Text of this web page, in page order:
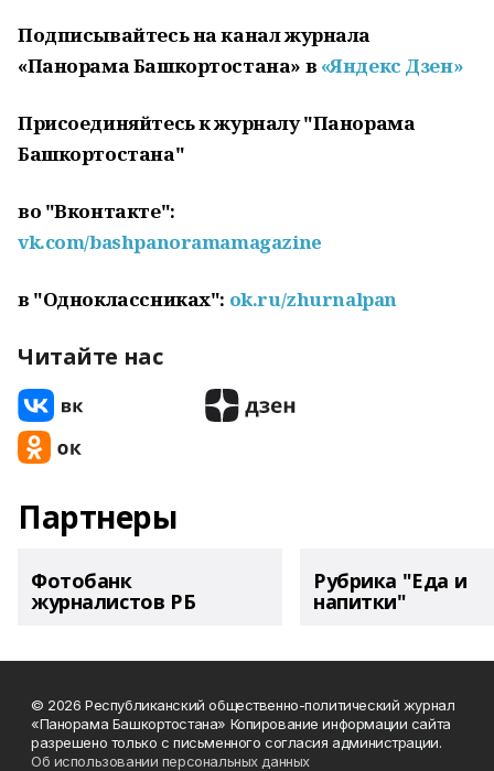
Подписывайтесь на канал журнала
«Панорама Башкортостана» в «Яндекс Дзен»
Присоединяйтесь к журналу "Панорама
Башкортостана"
во "Вконтакте":
vk.com/bashpanoramamagazine
в "Одноклассниках": ok.ru/zhurnalpan
Читайте нас
Партнеры
Фотобанк
журналистов РБ
Рубрика "Еда и
напитки"
© 2026 Республиканский общественно-политический журнал
«Панорама Башкортостана» Копирование информации сайта
разрешено только с письменного согласия администрации.
Об использовании персональных данных